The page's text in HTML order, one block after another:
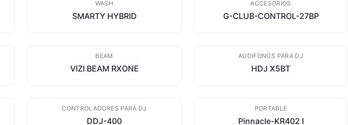
WASH
SMARTY HYBRID
ACCESORIOS
G-CLUB-CONTROL-27BP
BEAM
VIZI BEAM RXONE
AUDIFONOS PARA DJ
HDJ X5BT
CONTROLADORES PARA DJ
DDJ-400
PORTABLE
Pinnacle-KR402 I